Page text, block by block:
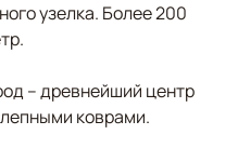
узелка. Более 200
– древнейший центр
коврами.